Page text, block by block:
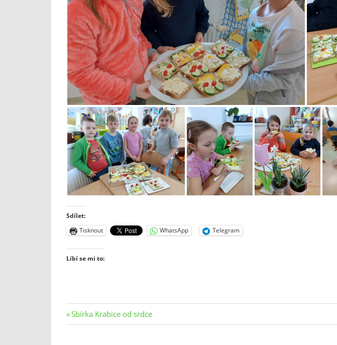
Sdílet:
Tisknout
WhatsApp Telegram
Líbí se mi to:
Navigace
Previous
Post:
Sbírka Krabice od srdce